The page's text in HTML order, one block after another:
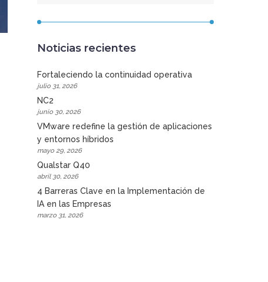
Noticias recientes
Fortaleciendo la continuidad operativa
julio 31, 2026
NC2
junio 30, 2026
VMware redefine la gestión de aplicaciones
y entornos híbridos
mayo 29, 2026
Qualstar Q40
abril 30, 2026
4 Barreras Clave en la Implementación de
IA en las Empresas
marzo 31, 2026